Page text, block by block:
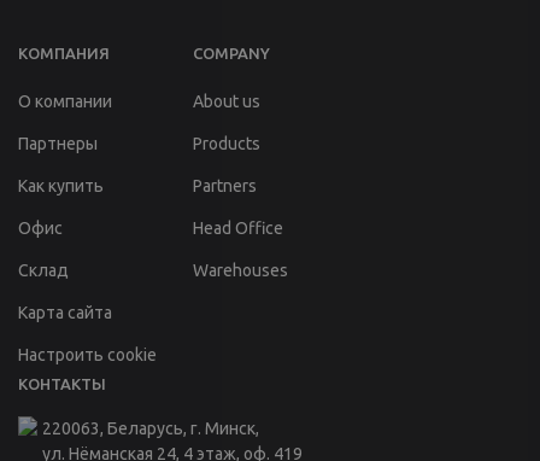
КОМПАНИЯ
О компании
Партнеры
Как купить
Офис
Склад
Карта сайта
Настроить cookie
COMPANY
About us
Products
Partners
Head Office
Warehouses
КОНТАКТЫ
220063, Беларусь, г. Минск,
ул. Нёманская 24, 4 этаж, оф. 419